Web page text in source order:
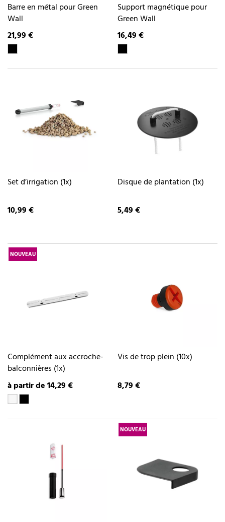
Barre en métal pour Green
Wall
21,99 €
Support magnétique pour
Green Wall
16,49 €
Set d’irrigation (1x)
10,99 €
Disque de plantation (1x)
5,49 €
NOUVEAU
Complément aux accroche-
balconnières (1x)
à partir de 14,29 €
Vis de trop plein (10x)
8,79 €
NOUVEAU